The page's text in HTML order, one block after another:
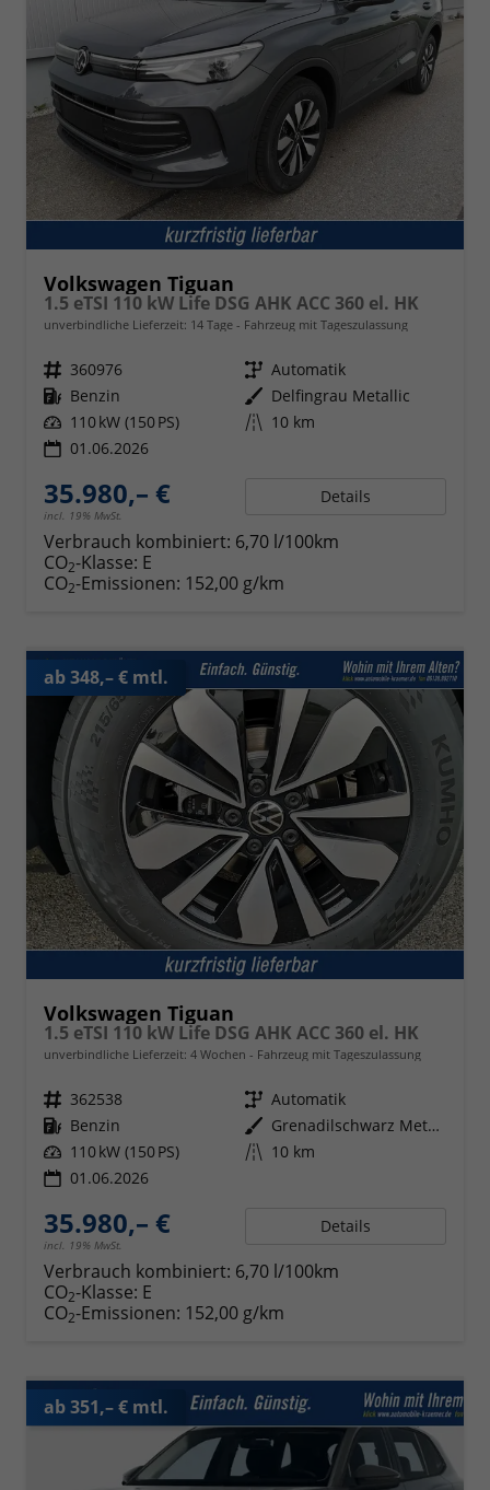
Volkswagen Tiguan
1.5 eTSI 110 kW Life DSG AHK ACC 360 el. HK
unverbindliche Lieferzeit: 14 Tage Fahrzeug mit Tageszulassung
Fahrzeugnr. 360976 Getriebe Automatik
Kraftstoff Benzin Außenfarbe Delfingrau Metallic
Leistung 110 kW (150 PS) Kilometerstand 10 km
01.06.2026
35.980,– €
incl. 19% MwSt.
Details
Verbrauch kombiniert: 6,70 l/100km
CO2-Klasse: E
CO2-Emissionen: 152,00 g/km
ab 348,– € mtl.
Volkswagen Tiguan
1.5 eTSI 110 kW Life DSG AHK ACC 360 el. HK
unverbindliche Lieferzeit: 4 Wochen Fahrzeug mit Tageszulassung
Fahrzeugnr. 362538 Getriebe Automatik
Kraftstoff Benzin Außenfarbe
Grenadilschwarz Metallic
Leistung 110 kW (150 PS) Kilometerstand 10 km
01.06.2026
35.980,– €
incl. 19% MwSt.
Details
Verbrauch kombiniert: 6,70 l/100km
CO2-Klasse: E
CO2-Emissionen: 152,00 g/km
ab 351,– € mtl.